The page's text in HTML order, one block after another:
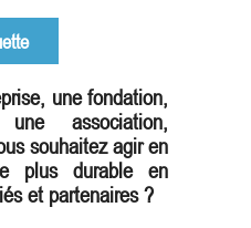
une fondation,
association,
souhaitez agir en
plus durable en
et partenaires ?